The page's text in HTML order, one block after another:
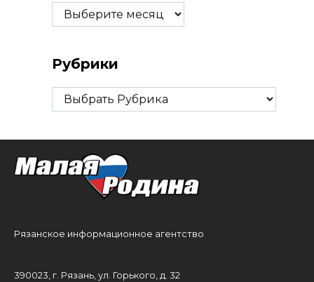
Архивы
Рубрики
Рубрики
Рязанское информационное агентство
390023, г. Рязань, ул. Горького, д. 32